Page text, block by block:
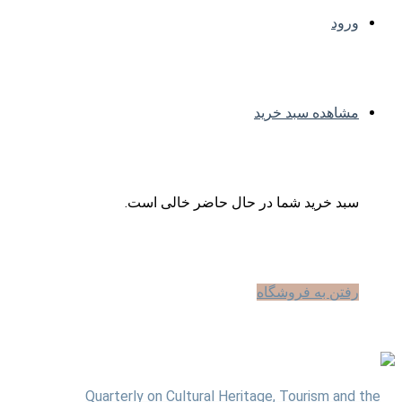
ورود
مشاهده سبد خرید
سبد خرید شما در حال حاضر خالی است.
رفتن به فروشگاه